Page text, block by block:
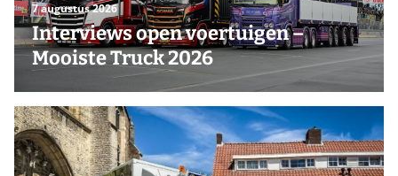
7 augustus 2026
Interviews open voertuigen –
Mooiste Truck 2026